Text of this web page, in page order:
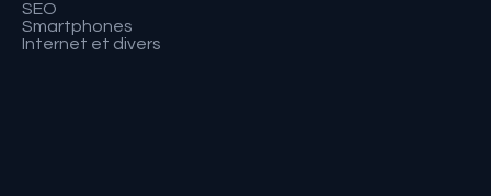
SEO
Smartphones
Internet et divers